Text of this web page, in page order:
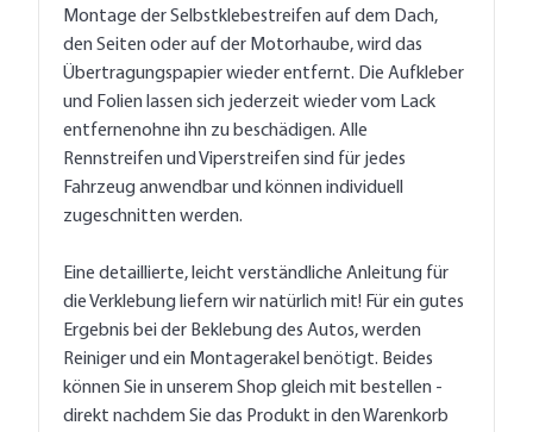
Montage der Selbstklebestreifen auf dem Dach,
den Seiten oder auf der Motorhaube, wird das
Übertragungspapier wieder entfernt. Die Aufkleber
und Folien lassen sich jederzeit wieder vom Lack
entfernenohne ihn zu beschädigen. Alle
Rennstreifen und Viperstreifen sind für jedes
Fahrzeug anwendbar und können individuell
zugeschnitten werden.
Eine detaillierte, leicht verständliche Anleitung für
die Verklebung liefern wir natürlich mit! Für ein gutes
Ergebnis bei der Beklebung des Autos, werden
Reiniger und ein Montagerakel benötigt. Beides
können Sie in unserem Shop gleich mit bestellen -
direkt nachdem Sie das Produkt in den Warenkorb